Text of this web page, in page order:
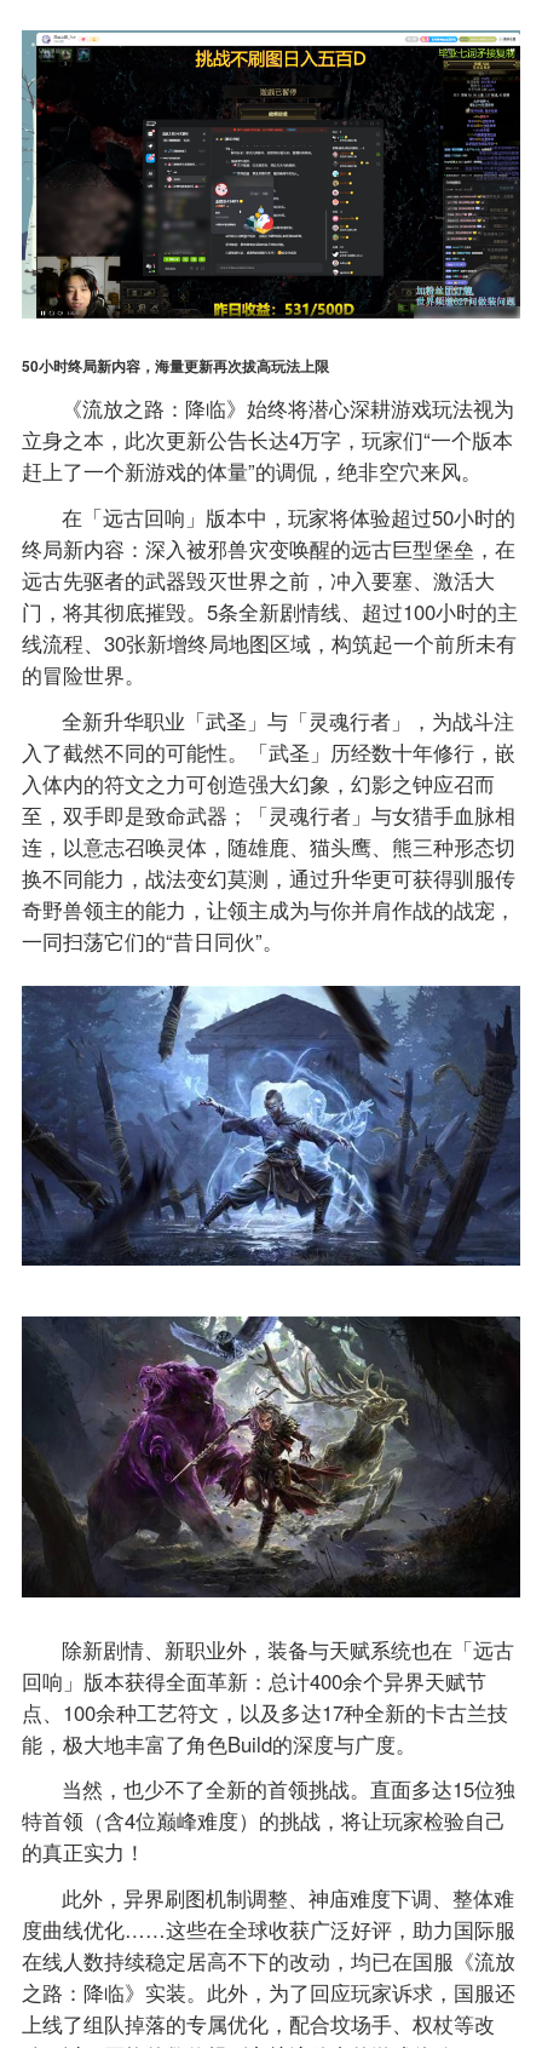
50小时终局新内容，海量更新再次拔高玩法上限
《流放之路：降临》始终将潜心深耕游戏玩法视为
立身之本，此次更新公告长达4万字，玩家们“一个版本
赶上了一个新游戏的体量”的调侃，绝非空穴来风。
在「远古回响」版本中，玩家将体验超过50小时的
终局新内容：深入被邪兽灾变唤醒的远古巨型堡垒，在
远古先驱者的武器毁灭世界之前，冲入要塞、激活大
门，将其彻底摧毁。5条全新剧情线、超过100小时的主
线流程、30张新增终局地图区域，构筑起一个前所未有
的冒险世界。
全新升华职业「武圣」与「灵魂行者」，为战斗注
入了截然不同的可能性。「武圣」历经数十年修行，嵌
入体内的符文之力可创造强大幻象，幻影之钟应召而
至，双手即是致命武器；「灵魂行者」与女猎手血脉相
连，以意志召唤灵体，随雄鹿、猫头鹰、熊三种形态切
换不同能力，战法变幻莫测，通过升华更可获得驯服传
奇野兽领主的能力，让领主成为与你并肩作战的战宠，
一同扫荡它们的“昔日同伙”。
除新剧情、新职业外，装备与天赋系统也在「远古
回响」版本获得全面革新：总计400余个异界天赋节
点、100余种工艺符文，以及多达17种全新的卡古兰技
能，极大地丰富了角色Build的深度与广度。
当然，也少不了全新的首领挑战。直面多达15位独
特首领（含4位巅峰难度）的挑战，将让玩家检验自己
的真正实力！
此外，异界刷图机制调整、神庙难度下调、整体难
度曲线优化……这些在全球收获广泛好评，助力国际服
在线人数持续稳定居高不下的改动，均已在国服《流放
之路：降临》实装。此外，为了回应玩家诉求，国服还
上线了组队掉落的专属优化，配合坟场手、权杖等改